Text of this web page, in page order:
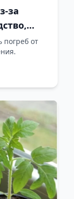
за
за
от